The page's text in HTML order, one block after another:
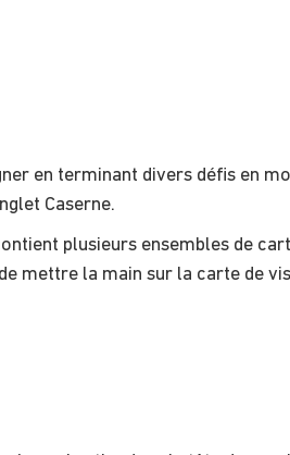
en terminant divers défis en
Caserne.
plusieurs ensembles de
mettre la main sur la carte de